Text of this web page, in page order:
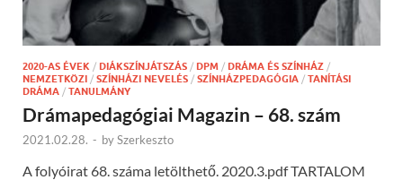
2020-AS ÉVEK / DIÁKSZÍNJÁTSZÁS / DPM / DRÁMA ÉS SZÍNHÁZ /
NEMZETKÖZI / SZÍNHÁZI NEVELÉS / SZÍNHÁZPEDAGÓGIA / TANÍTÁSI
DRÁMA / TANULMÁNY
Drámapedagógiai Magazin – 68. szám
2021.02.28. - bySzerkeszto
A folyóirat 68. száma letölthető. 2020.3.pdf TARTALOM